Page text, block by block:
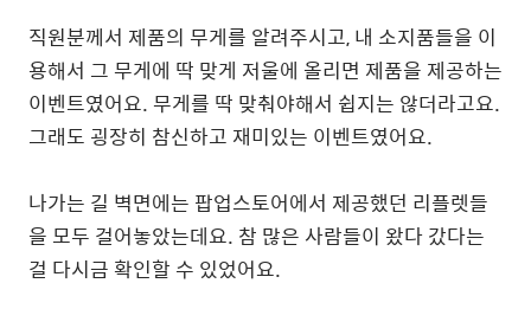
직원분께서 제품의 무게를 알려주시고, 내 소지품들을 이
용해서 그 무게에 딱 맞게 저울에 올리면 제품을 제공하는
이벤트였어요. 무게를 딱 맞춰야해서 쉽지는 않더라고요.
그래도 굉장히 참신하고 재미있는 이벤트였어요.
나가는 길 벽면에는 팝업스토어에서 제공했던 리플렛들
을 모두 걸어놓았는데요. 참 많은 사람들이 왔다 갔다는
걸 다시금 확인할 수 있었어요.